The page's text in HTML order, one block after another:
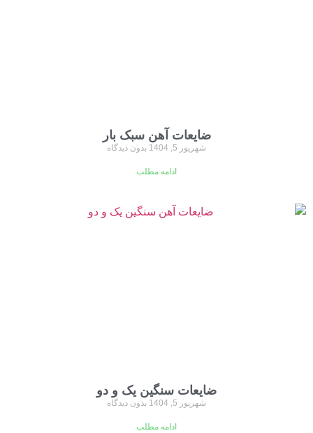
ضایعات آهن سبک بار
شهریور 5, 1404 بدون دیدگاه
ادامه مطلب
ضایعات سنگین یک و دو
شهریور 5, 1404 بدون دیدگاه
ادامه مطلب